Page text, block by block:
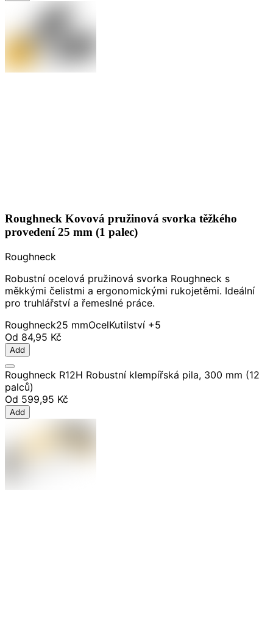
Roughneck Kovová pružinová svorka těžkého
provedení 25 mm (1 palec)
Roughneck
Robustní ocelová pružinová svorka Roughneck s
měkkými čelistmi a ergonomickými rukojetěmi. Ideální
pro truhlářství a řemeslné práce.
Roughneck25 mmOcelKutilství +5
Od 84,95 Kč
Add
Roughneck R12H Robustní klempířská pila, 300 mm (12
palců)
Od 599,95 Kč
Add